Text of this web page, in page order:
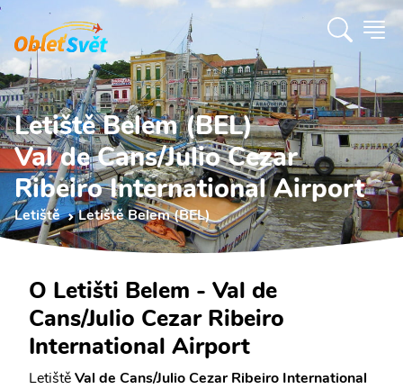
Letiště Belem (BEL)
Val de Cans/Julio Cezar
Ribeiro International Airport
Letiště Letiště Belem (BEL)
O Letišti Belem - Val de
Cans/Julio Cezar Ribeiro
International Airport
LetištěVal de Cans/Julio Cezar Ribeiro International